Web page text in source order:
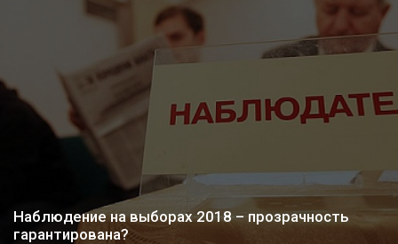
Наблюдение на выборах 2018 – прозрачность
гарантирована?